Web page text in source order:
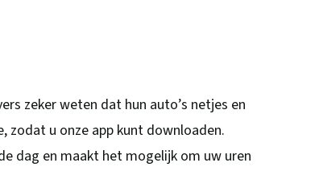
zeker weten dat hun auto’s netjes en
zodat u onze app kunt downloaden.
dag en maakt het mogelijk om uw uren